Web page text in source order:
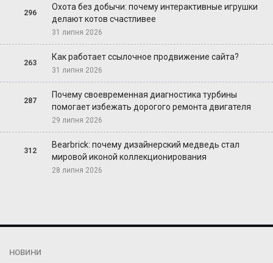
296
Охота без добычи: почему интерактивные игрушки
делают котов счастливее
31 липня 2026
263
Как работает ссылочное продвижение сайта?
31 липня 2026
287
Почему своевременная диагностика турбины
помогает избежать дорогого ремонта двигателя
29 липня 2026
312
Bearbrick: почему дизайнерский медведь стал
мировой иконой коллекционирования
28 липня 2026
НОВИНИ